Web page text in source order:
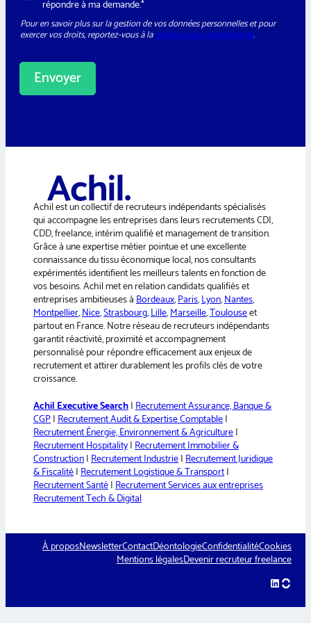
h
o
n
R
P
s
e
t
t
r
G
D
*
répondre à ma demande.*
Pour en savoir plus sur la gestion de vos données personnelles et pour
exercer vos droits, reportez-vous à lapolitique de confidentialité.
Envoyer
e
Achil est un collectif de recruteurs indépendants spécialisés
qui accompagne les entreprises dans leurs recrutements CDI,
CDD, freelance, intérim qualifié et management de transition.
Grâce à une expertise métier pointue et une excellente
connaissance du tissu économique local, nos consultants
expérimentés identifient les meilleurs talents en fonction de
vos besoins. Achil met en relation candidats qualifiés et
entreprises ambitieuses àBordeaux,Paris,Lyon,Nantes,
Montpellier,Nice,Strasbourg,Lille,Marseille,Toulouseet
partout en France. Notre réseau de recruteurs indépendants
garantit réactivité, proximité et accompagnement
personnalisé pour répondre efficacement aux enjeux de
recrutement et attirer durablement les profils clés de votre
croissance.
Achil Executive Search|Recrutement Assurance, Banque &
CGP|Recrutement Audit & Expertise Comptable|
Recrutement Énergie, Environnement & Agriculture|
Recrutement Hospitality|Recrutement Immobilier &
Construction|Recrutement Industrie|Recrutement Juridique
& Fiscalité|Recrutement Logistique & Transport|
Recrutement Santé|Recrutement Services aux entreprises
Recrutement Tech & Digital
À proposNewsletterContactDéontologieConfidentialitéCookies
Mentions légalesDevenir recruteur freelance
LinkedIn